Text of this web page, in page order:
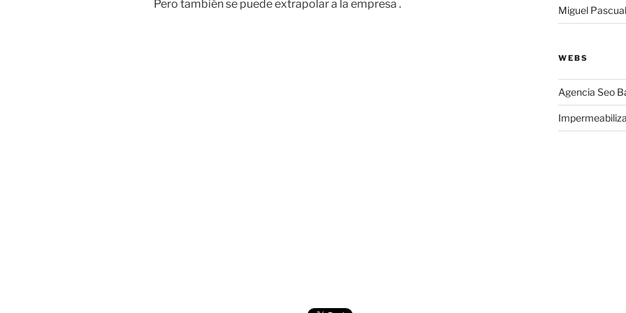
Pero también se puede extrapolar a la empresa . Miguel Pascual
WEBS
Agencia Seo